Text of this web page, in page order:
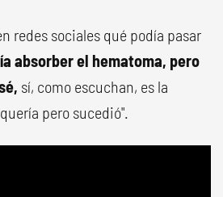
redes sociales qué podía pasar
absorber el hematoma, pero
sí, como escuchan, es la
pero sucedió".